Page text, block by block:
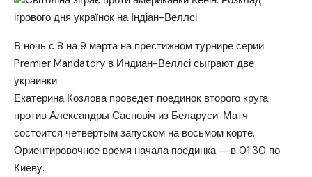
В ночь с 8 на 9 марта на престижном турнире серии
Premier Mandatory в Индиан-Веллсі сыграют две
украинки.
Екатерина Козлова проведет поединок второго круга
против Александры Сасновіч из Беларуси. Матч
состоится четвертым запуском на восьмом корте.
Ориентировочное время начала поединка — в 01:30 по
Киеву.